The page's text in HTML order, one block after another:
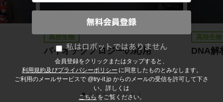
会員登録をクリックまたはタップすると、
利用規約及びプライバシーポリシー に同意したものとみなします。
ご利用のメールサービスで @try-it.jp からのメールの受信を許可して下さ
い。詳しくは
こちら をご覧ください。
バイオテクノロジーの応用
高校生物
DNA解
高校生物